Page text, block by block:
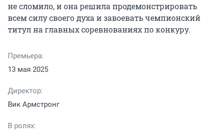
не сломило, и она решила продемонстрировать
всем силу своего духа и завоевать чемпионский
титул на главных соревнованиях по конкуру.
Премьера:
13 мая 2025
Директор:
Вик Армстронг
В ролях: